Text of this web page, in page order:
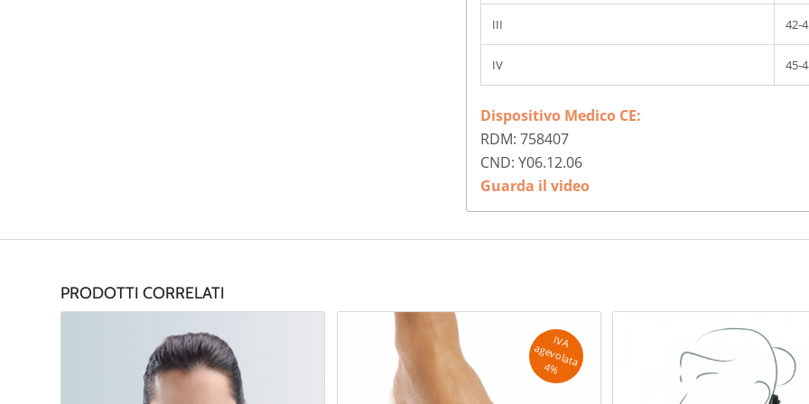
III 42-
IV 45-
Dispositivo Medico CE:
RDM: 758407
CND: Y06.12.06
Guarda il video
PRODOTTI CORRELATI
IV
A
a
g
e
v
o
la
ta
4
%